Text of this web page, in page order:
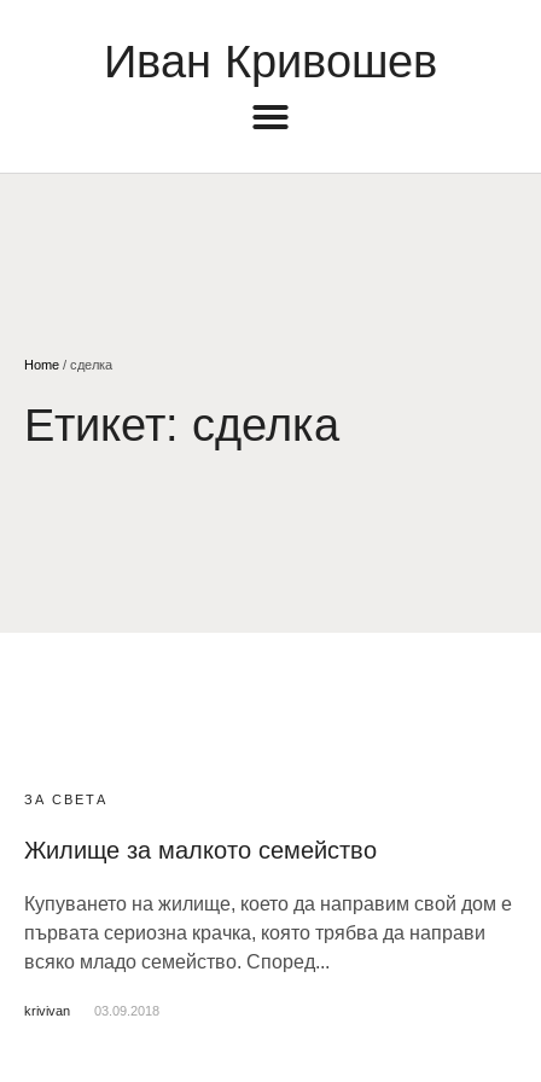
Иван Кривошев
Home / сделка
Етикет: сделка
ЗА СВЕТА
Жилище за малкото семейство
Купуването на жилище, което да направим свой дом е
първата сериозна крачка, която трябва да направи
всяко младо семейство. Според...
krivivan 03.09.2018